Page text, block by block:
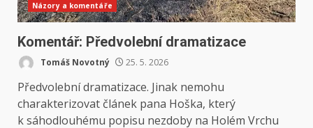
Názory a komentáře
Komentář: Předvolební dramatizace
Tomáš Novotný 25. 5. 2026
Předvolební dramatizace. Jinak nemohu
charakterizovat článek pana Hoška, který
k sáhodlouhému popisu nezdoby na Holém Vrchu